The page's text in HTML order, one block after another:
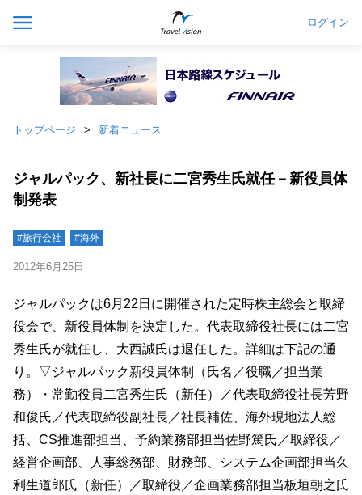
ログイン
トップページ 新着ニュース
ジャルパック、新社長に二宮秀生氏就任－新役員体
制発表
#旅行会社 #海外
2012年6月25日
ジャルパックは6月22日に開催された定時株主総会と取締
役会で、新役員体制を決定した。代表取締役社長には二宮
秀生氏が就任し、大西誠氏は退任した。詳細は下記の通
り。▽ジャルパック新役員体制（氏名／役職／担当業
務）・常勤役員二宮秀生氏（新任）／代表取締役社長芳野
和俊氏／代表取締役副社長／社長補佐、海外現地法人総
括、CS推進部担当、予約業務部担当佐野篤氏／取締役／
経営企画部、人事総務部、財務部、システム企画部担当久
利生道郎氏（新任）／取締役／企画業務部担当板垣朝之氏